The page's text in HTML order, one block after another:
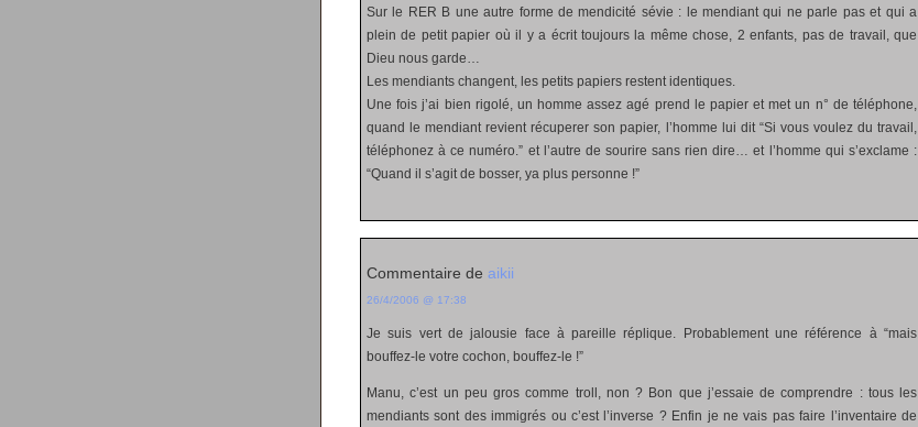
Sur le RER B une autre forme de mendicité sévie : le mendiant qui ne parle pas et qui a
plein de petit papier où il y a écrit toujours la même chose, 2 enfants, pas de travail, que
Dieu nous garde…
Les mendiants changent, les petits papiers restent identiques.
Une fois j’ai bien rigolé, un homme assez agé prend le papier et met un n° de téléphone,
quand le mendiant revient récuperer son papier, l’homme lui dit “Si vous voulez du travail,
téléphonez à ce numéro.” et l’autre de sourire sans rien dire… et l’homme qui s’exclame :
“Quand il s’agit de bosser, ya plus personne !”
Commentaire de aikii
26/4/2006 @ 17:38
Je suis vert de jalousie face à pareille réplique. Probablement une référence à “mais
bouffez-le votre cochon, bouffez-le !”
Manu, c’est un peu gros comme troll, non ? Bon que j’essaie de comprendre : tous les
mendiants sont des immigrés ou c’est l’inverse ? Enfin je ne vais pas faire l’inventaire de